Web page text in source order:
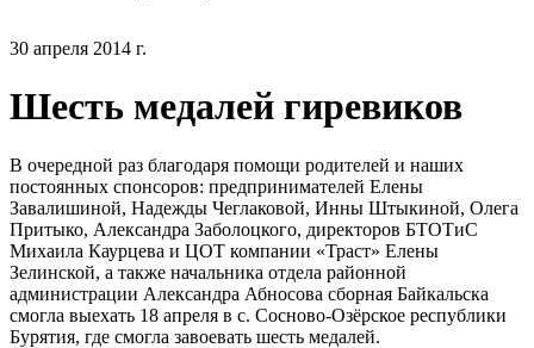
30 апреля 2014 г.
Шесть медалей гиревиков
В очередной раз благодаря помощи родителей и наших
постоянных спонсоров: предпринимателей Елены
Завалишиной, Надежды Чеглаковой, Инны Штыкиной, Олега
Притыко, Александра Заболоцкого, директоров БТОТиС
Михаила Каурцева и ЦОТ компании «Траст» Елены
Зелинской, а также начальника отдела районной
администрации Александра Абносова сборная Байкальска
смогла выехать 18 апреля в с. Сосново-Озёрское республики
Бурятия, где смогла завоевать шесть медалей.